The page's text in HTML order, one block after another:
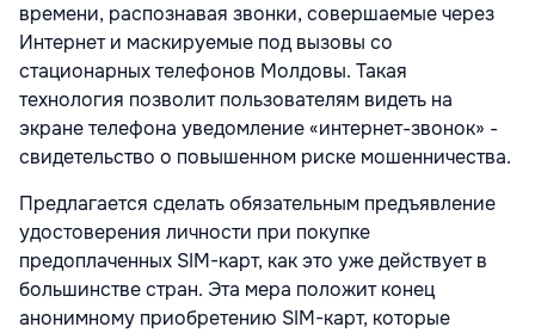
времени, распознавая звонки, совершаемые через
Интернет и маскируемые под вызовы со
стационарных телефонов Молдовы. Такая
технология позволит пользователям видеть на
экране телефона уведомление «интернет-звонок» -
свидетельство о повышенном риске мошенничества.
Предлагается сделать обязательным предъявление
удостоверения личности при покупке
предоплаченных SIM-карт, как это уже действует в
большинстве стран. Эта мера положит конец
анонимному приобретению SIM-карт, которые